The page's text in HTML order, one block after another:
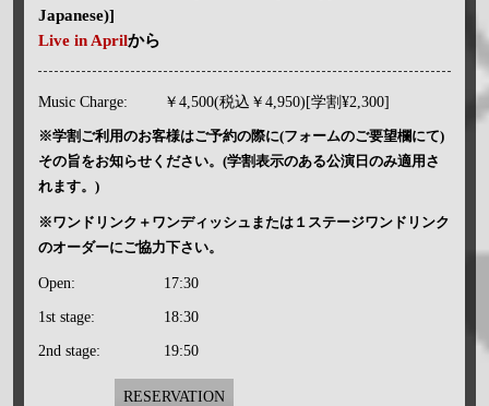
Japanese)]
Live in Aprilから
Music Charge: ￥4,500(税込￥4,950)[学割¥2,300]
※学割ご利用のお客様はご予約の際に(フォームのご要望欄にて)
その旨をお知らせください。(学割表示のある公演日のみ適用さ
れます。)
※ワンドリンク＋ワンディッシュまたは１ステージワンドリンク
のオーダーにご協力下さい。
Open: 17:30
1st stage: 18:30
2nd stage: 19:50
RESERVATION